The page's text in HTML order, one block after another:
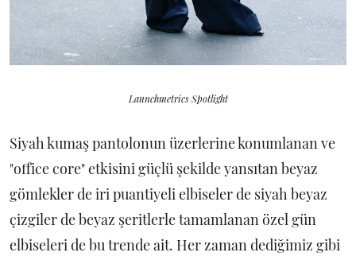
Launchmetrics Spotlight
Siyah kumaş pantolonun üzerlerine konumlanan ve
"office core" etkisini güçlü şekilde yansıtan beyaz
gömlekler de iri puantiyeli elbiseler de siyah beyaz
çizgiler de beyaz şeritlerle tamamlanan özel gün
elbiseleri de bu trende ait. Her zaman dediğimiz gibi